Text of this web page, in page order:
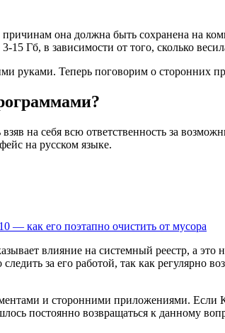
она должна быть сохранена на
15 Гб, в зависимости от того, сколько
руками. Теперь поговорим о сторонних
на себя всю ответственность за
на русском языке.
— как его поэтапно очистить от мусора
влияние на системный реестр, а
за его работой, так как
и сторонними приложениями.
постоянно возвращаться к данному